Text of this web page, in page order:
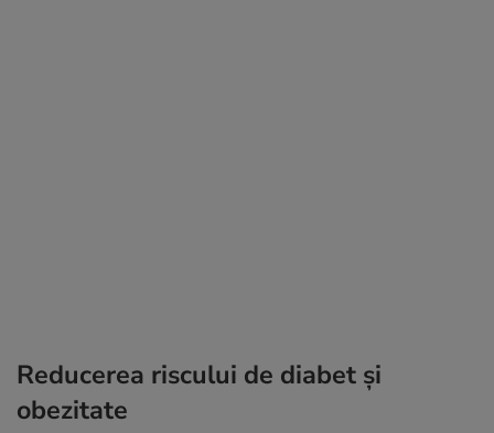
Reducerea riscului de diabet și
obezitate